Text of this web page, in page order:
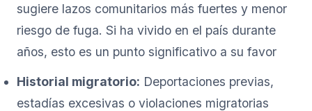
sugiere lazos comunitarios más fuertes y menor
riesgo de fuga. Si ha vivido en el país durante
años, esto es un punto significativo a su favor
Historial migratorio: Deportaciones previas,
estadías excesivas o violaciones migratorias